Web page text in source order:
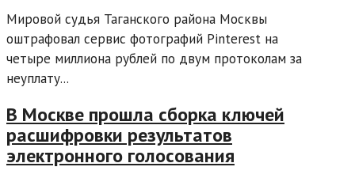
Мировой судья Таганского района Москвы
оштрафовал сервис фотографий Pinterest на
четыре миллиона рублей по двум протоколам за
неуплату...
В Москве прошла сборка ключей
расшифровки результатов
электронного голосования